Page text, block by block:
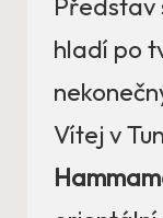
Představ
hladí po
Vítej v